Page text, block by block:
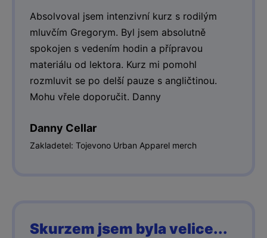
Absolvoval jsem intenzivní kurz s rodilým
mluvčím Gregorym. Byl jsem absolutně
spokojen s vedením hodin a přípravou
materiálu od lektora. Kurz mi pomohl
rozmluvit se po delší pauze s angličtinou.
Mohu vřele doporučit. Danny
Danny Cellar
Zakladetel: Tojevono Urban Apparel merch
Skurzem jsem byla velice...